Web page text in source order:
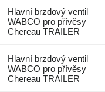
Hlavní brzdový ventil
WABCO pro přívěsy
Chereau TRAILER
Hlavní brzdový ventil
WABCO pro přívěsy
Chereau TRAILER